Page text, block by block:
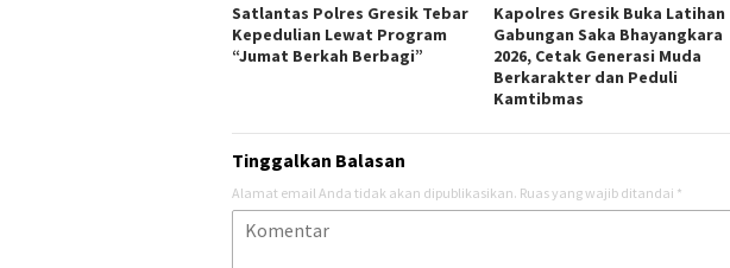
Satlantas Polres Gresik Tebar
Kepedulian Lewat Program
“Jumat Berkah Berbagi”
Kapolres Gresik Buka Latihan
Gabungan Saka Bhayangkara
2026, Cetak Generasi Muda
Berkarakter dan Peduli
Kamtibmas
Tinggalkan Balasan
Alamat email Anda tidak akan dipublikasikan. Ruas yang wajib ditandai *